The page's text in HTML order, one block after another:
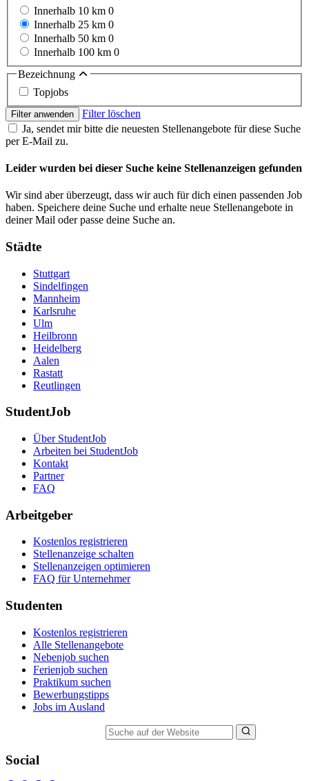
Innerhalb 10 km 0
Innerhalb 25 km 0
Innerhalb 50 km 0
Innerhalb 100 km 0
Bezeichnung
Topjobs
Filter anwenden
Filter löschen
Ja, sendet mir bitte die neuesten Stellenangebote für diese Suche
per E-Mail zu.
Leider wurden bei dieser Suche keine Stellenanzeigen gefunden
Wir sind aber überzeugt, dass wir auch für dich einen passenden Job
haben. Speichere deine Suche und erhalte neue Stellenangebote in
deiner Mail oder passe deine Suche an.
Städte
Stuttgart
Sindelfingen
Mannheim
Karlsruhe
Ulm
Heilbronn
Heidelberg
Aalen
Rastatt
Reutlingen
StudentJob
Über StudentJob
Arbeiten bei StudentJob
Kontakt
Partner
FAQ
Arbeitgeber
Kostenlos registrieren
Stellenanzeige schalten
Stellenanzeigen optimieren
FAQ für Unternehmer
Studenten
Kostenlos registrieren
Alle Stellenangebote
Nebenjob suchen
Ferienjob suchen
Praktikum suchen
Bewerbungstipps
Jobs im Ausland
Social